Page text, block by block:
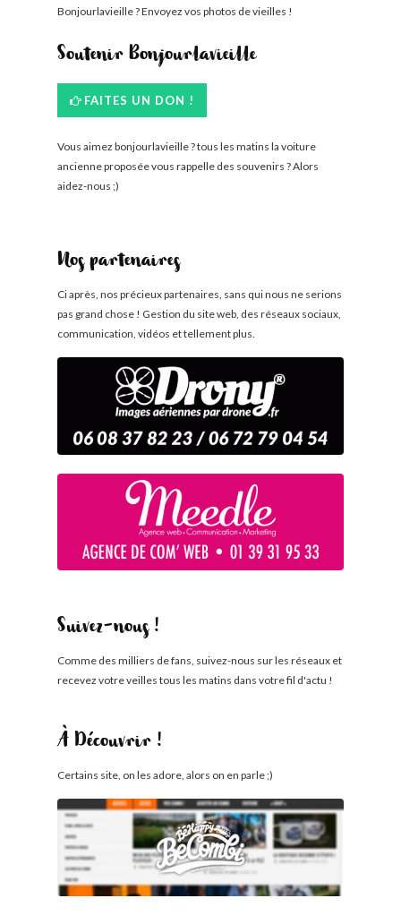
Bonjourlavieille ? Envoyez vos photos de vieilles !
Soutenir Bonjourlavieille
FAITES UN DON !
Vous aimez bonjourlavieille ? tous les matins la voiture
ancienne proposée vous rappelle des souvenirs ? Alors
aidez-nous ;)
Nos partenaires
Ci après, nos précieux partenaires, sans qui nous ne serions
pas grand chose ! Gestion du site web, des réseaux sociaux,
communication, vidéos et tellement plus.
Suivez-nous !
Comme des milliers de fans, suivez-nous sur les réseaux et
recevez votre veilles tous les matins dans votre fil d'actu !
À Découvrir !
Certains site, on les adore, alors on en parle ;)